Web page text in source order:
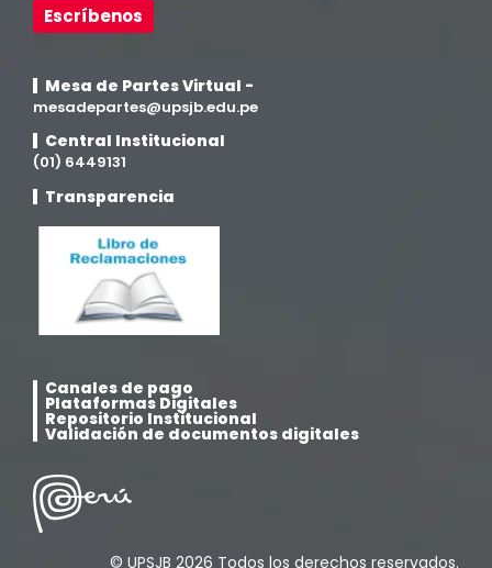
Escríbenos
Mesa de Partes Virtual -
mesadepartes@upsjb.edu.pe
Central Institucional
(01) 6449131
Transparencia
Canales de pago
Plataformas Digitales
Repositorio Institucional
Validación de documentos digitales
© UPSJB 2026 Todos los derechos reservados.